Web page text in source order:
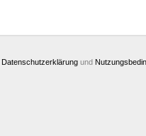
Datenschutzerklärung und